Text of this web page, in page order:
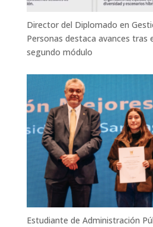
Director del Diplomado en
Personas destaca avances tras
segundo módulo
Estudiante de Administración